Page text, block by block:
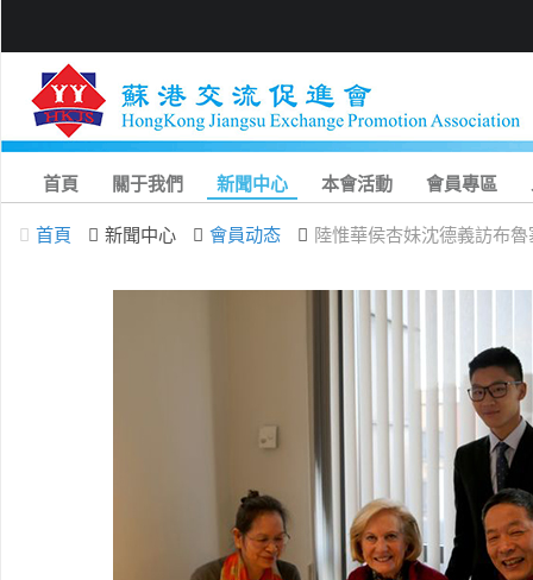
首頁 關于我們 新聞中心 本會活動 會員專區
首頁 新聞中心 會員动态 陸惟華侯杏妹沈德義訪布